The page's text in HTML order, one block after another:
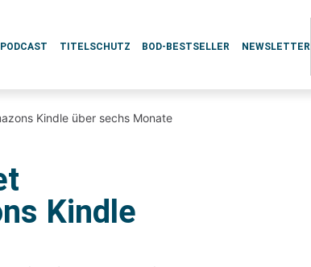
PODCAST TITELSCHUTZ BOD-BESTSELLER NEWSLETTER
Kindle über sechs Monate
Kindle